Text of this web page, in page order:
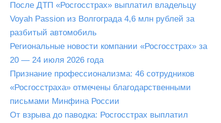
После ДТП «Росгосстрах» выплатил владельцу
Voyah Passion из Волгограда 4,6 млн рублей за
разбитый автомобиль
Региональные новости компании «Росгосстрах» за
20 — 24 июля 2026 года
Признание профессионализма: 46 сотрудников
«Росгосстраха» отмечены благодарственными
письмами Минфина России
От взрыва до паводка: Росгосстрах выплатил